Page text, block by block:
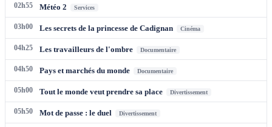
02h55 Météo 2 Services
03h00 Les secrets de la princesse de Cadignan Cinéma
04h25 Les travailleurs de l'ombre Documentaire
04h50 Pays et marchés du monde Documentaire
05h00 Tout le monde veut prendre sa place Divertissement
05h50 Mot de passe : le duel Divertissement